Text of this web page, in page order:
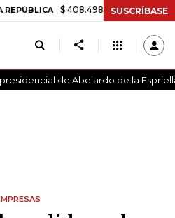
$ 408.498,97 +$ 8.753,81 +2,19%
SUSCRÍBASE
de Abelardo de la